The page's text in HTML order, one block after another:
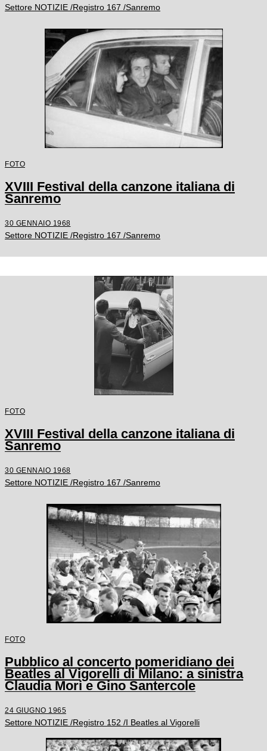
Settore NOTIZIE /Registro 167 /Sanremo
FOTO
XVIII Festival della canzone italiana di
Sanremo
30 GENNAIO 1968
Settore NOTIZIE /Registro 167 /Sanremo
FOTO
XVIII Festival della canzone italiana di
Sanremo
30 GENNAIO 1968
Settore NOTIZIE /Registro 167 /Sanremo
FOTO
Pubblico al concerto pomeridiano dei
Beatles al Vigorelli di Milano: a sinistra
Claudia Mori e Gino Santercole
24 GIUGNO 1965
Settore NOTIZIE /Registro 152 /I Beatles al Vigorelli